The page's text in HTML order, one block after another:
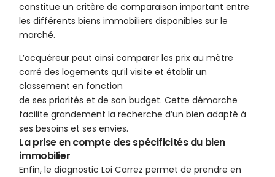
constitue un critère de comparaison important entre
les différents biens immobiliers disponibles sur le
marché.
L’acquéreur peut ainsi comparer les prix au mètre
carré des logements qu’il visite et établir un
classement en fonction
de ses priorités et de son budget. Cette démarche
facilite grandement la recherche d’un bien adapté à
ses besoins et ses envies.
La prise en compte des spécificités du bien
immobilier
Enfin, le diagnostic Loi Carrez permet de prendre en